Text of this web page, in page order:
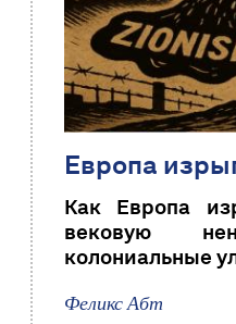
Европа
Как Европа
вековую
колониальные
Феликс Абт